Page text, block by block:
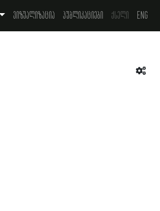
ვიზუალიზაცია პუბლიკაციები ქსელი Eng